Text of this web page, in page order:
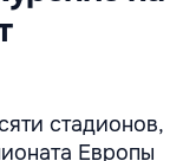
стадионов,
Европы